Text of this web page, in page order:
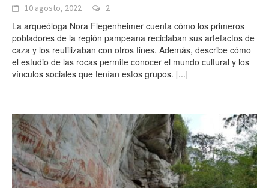
10 agosto, 2022 2
La arqueóloga Nora Flegenheimer cuenta cómo los primeros
pobladores de la región pampeana reciclaban sus artefactos de
caza y los reutilizaban con otros fines. Además, describe cómo
el estudio de las rocas permite conocer el mundo cultural y los
vínculos sociales que tenían estos grupos. [...]